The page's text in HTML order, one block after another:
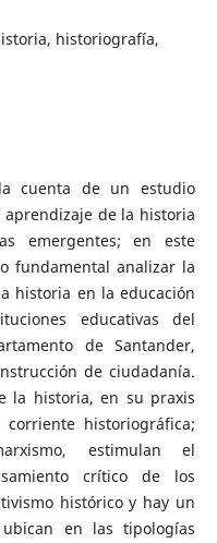
historiografía,
cuenta de un estudio
aprendizaje de la historia
emergentes; en este
fundamental analizar la
historia en la educación
educativas del
de Santander,
de ciudadanía.
la historia, en su praxis
historiográfica;
estimulan el
crítico de los
histórico y hay un
en las tipologías